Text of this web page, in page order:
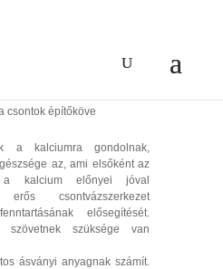
ÉPÍTŐKÖVE
a kalciumra gondolnak,
az, ami elsőként az
kalcium előnyei jóval
csontvázszerkezet
elősegítését.
szüksége van
ásványi anyagnak számít.